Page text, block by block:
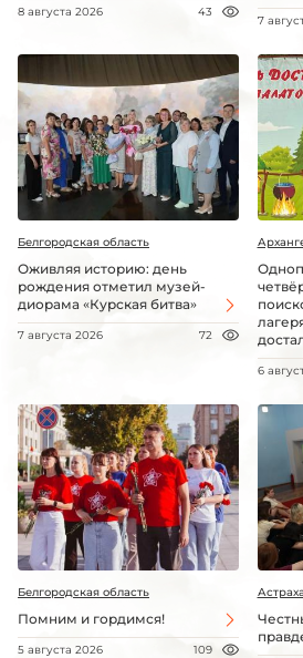
8 августа 2026 43
7
Белгородская область
Оживляя историю: день
рождения отметил музей-
диорама «Курская битва»
7 августа 2026 72
6
Белгородская область
Помним и гордимся!
5 августа 2026 109